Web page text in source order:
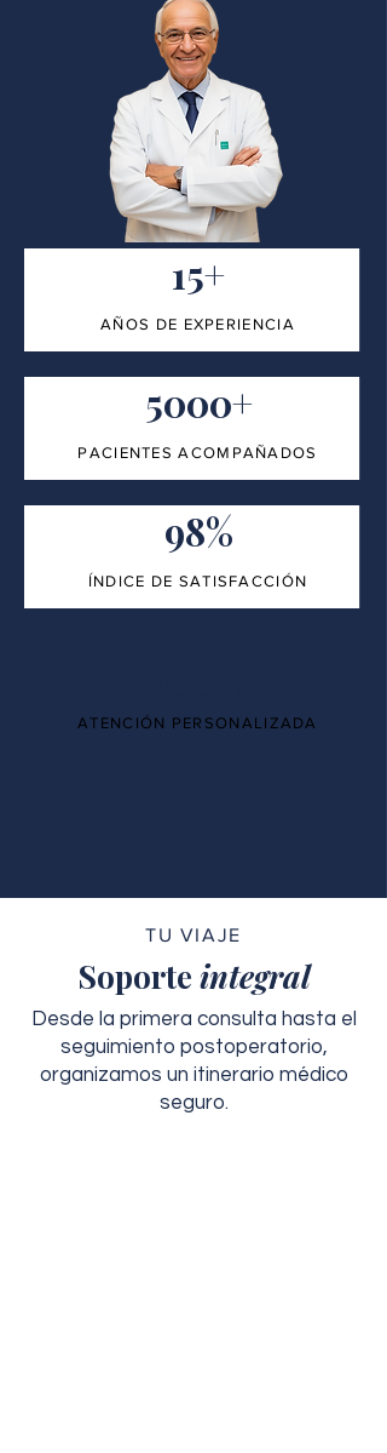
15+
AÑOS DE EXPERIENCIA
5000+
PACIENTES ACOMPAÑADOS
98%
ÍNDICE DE SATISFACCIÓN
ATENCIÓN PERSONALIZADA
TU VIAJE
Soporte integral
Desde la primera consulta hasta el
seguimiento postoperatorio,
organizamos un itinerario médico
seguro.